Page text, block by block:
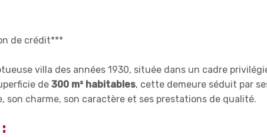
de crédit***
villa des années 1930, située dans un cadre
de 300 m² habitables, cette demeure séduit par
son charme, son caractère et ses prestations de qualité.